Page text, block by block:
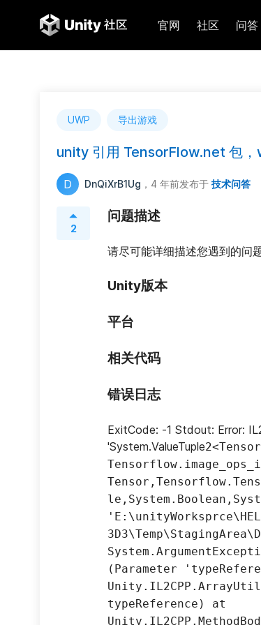
官网 社区 问答
UWP 导出游戏
unity 引用 TensorFlow.net 包
D DnQiXrB1Ug ，4 年前发布于 技术问答
2
问题描述
请尽可能详细描述您遇到的问
Unity版本
平台
相关代码
错误日志
ExitCode: -1 Stdout: Error:
'System.ValueTuple
(Parameter
typeReference) at